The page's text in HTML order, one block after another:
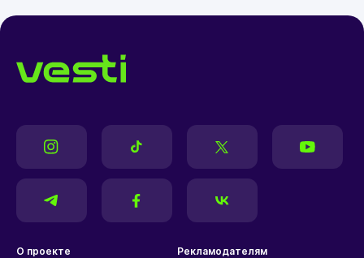
О проекте Рекламодателям